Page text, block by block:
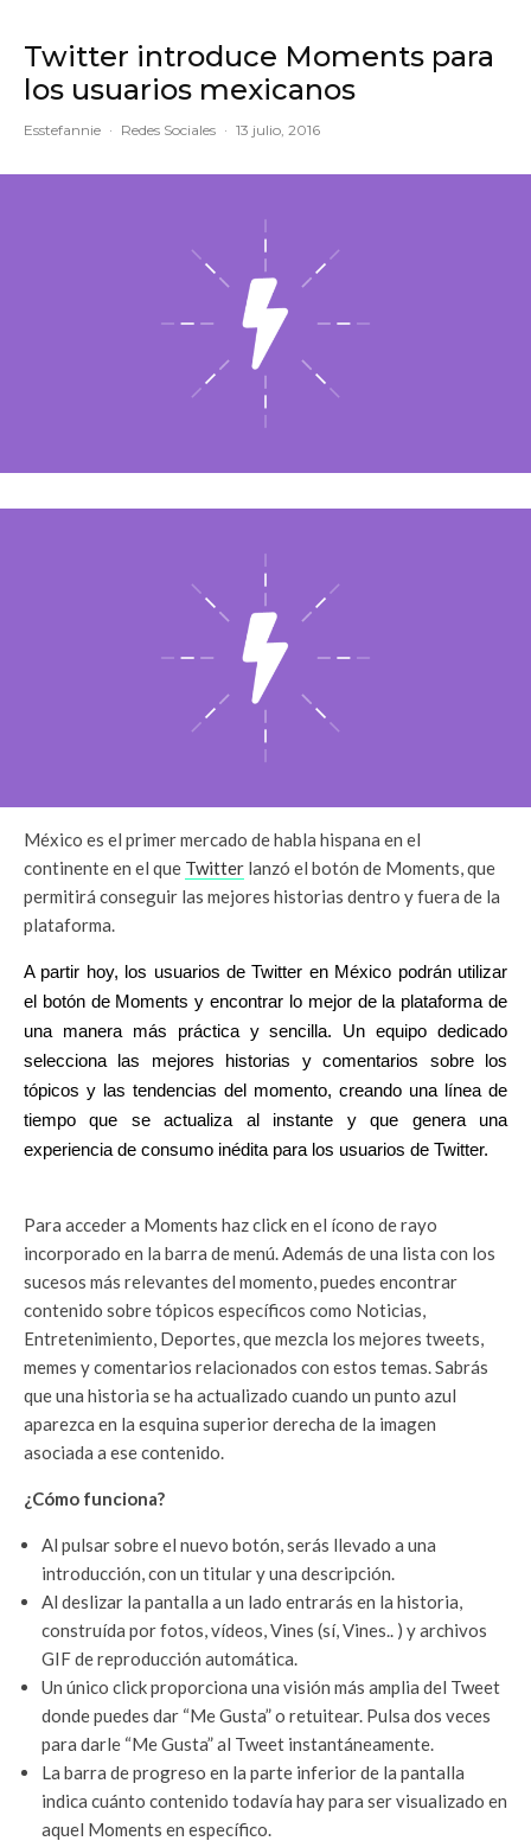
Twitter introduce Moments para
los usuarios mexicanos
Esstefannie · Redes Sociales · 13 julio, 2016
México es el primer mercado de habla hispana en el
continente en el que Twitter lanzó el botón de Moments, que
permitirá conseguir las mejores historias dentro y fuera de la
plataforma.
A partir hoy, los usuarios de Twitter en México podrán utilizar
el botón de Moments y encontrar lo mejor de la plataforma de
una manera más práctica y sencilla. Un equipo dedicado
selecciona las mejores historias y comentarios sobre los
tópicos y las tendencias del momento, creando una línea de
tiempo que se actualiza al instante y que genera una
experiencia de consumo inédita para los usuarios de Twitter.
Para acceder a Moments haz click en el ícono de rayo
incorporado en la barra de menú. Además de una lista con los
sucesos más relevantes del momento, puedes encontrar
contenido sobre tópicos específicos como Noticias,
Entretenimiento, Deportes, que mezcla los mejores tweets,
memes y comentarios relacionados con estos temas. Sabrás
que una historia se ha actualizado cuando un punto azul
aparezca en la esquina superior derecha de la imagen
asociada a ese contenido.
¿Cómo funciona?
Al pulsar sobre el nuevo botón, serás llevado a una
introducción, con un titular y una descripción.
Al deslizar la pantalla a un lado entrarás en la historia,
construída por fotos, vídeos, Vines (sí, Vines.. ) y archivos
GIF de reproducción automática.
Un único click proporciona una visión más amplia del Tweet
donde puedes dar “Me Gusta” o retuitear. Pulsa dos veces
para darle “Me Gusta” al Tweet instantáneamente.
La barra de progreso en la parte inferior de la pantalla
indica cuánto contenido todavía hay para ser visualizado en
aquel Moments en específico.